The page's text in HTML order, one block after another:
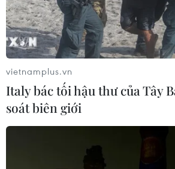
29/09/2021 04:11
Theo kế hoạch, vào ngày 2/10 tới
tiến hành đại hội đảng quy mô hẹp
luận kết quả bầu cử liên bang, cũng
thành lập chính phủ.
vietnamplus.vn
Italy bác tối hậu thư của Tây
soát biên giới